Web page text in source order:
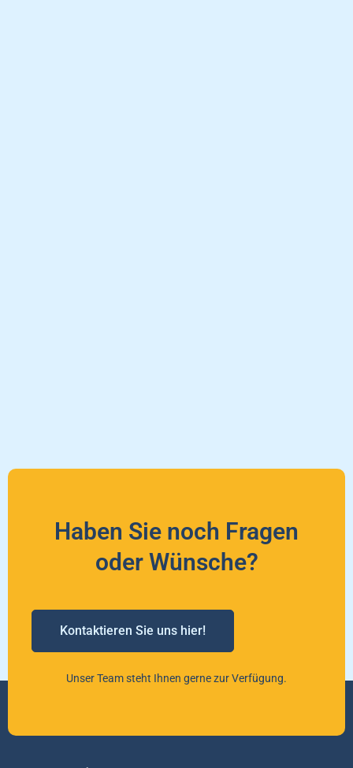
Haben Sie noch Fragen
oder Wünsche?
Kontaktieren Sie uns hier!
Unser Team steht Ihnen gerne zur Verfügung.